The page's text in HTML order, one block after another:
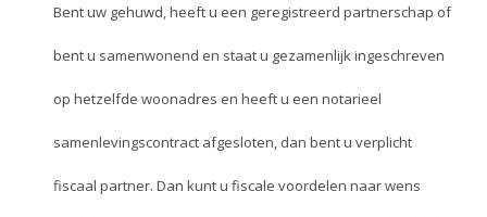
Bent uw gehuwd, heeft u een geregistreerd partnerschap of
bent u samenwonend en staat u gezamenlijk ingeschreven
op hetzelfde woonadres en heeft u een notarieel
samenlevingscontract afgesloten, dan bent u verplicht
fiscaal partner. Dan kunt u fiscale voordelen naar wens